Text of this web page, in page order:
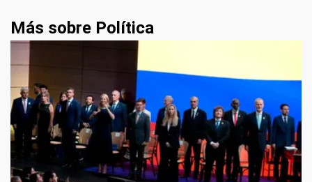
Más sobre Política